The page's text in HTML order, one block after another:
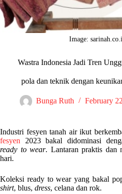
Image:
Wastra Indonesia Jadi Tren
pola dan teknik dengan
Bunga Ruth February
Industri fesyen tanah air ikut
fesyen 2023 bakal didominasi
ready to wear. Lantaran praktis dan
hari.
Koleksi ready to wear yang bakal
shirt, blus, dress, celana dan rok.